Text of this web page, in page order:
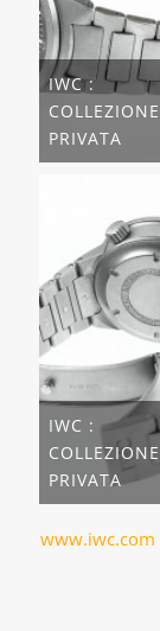
IWC :
COLLEZIONE
PRIVATA
IWC :
COLLEZIONE
PRIVATA
www.iwc.com